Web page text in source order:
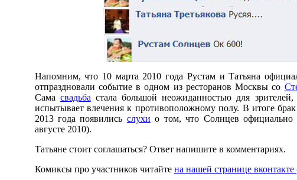
Напомним, что 10 марта 2010 года Рустам и Татьяна
отпраздновали событие в одном из ресторанов Москвы со
Сама свадьба стала большой неожиданностью для
испытывает влечения к противоположному полу. В итоге
2013 года появились слухи о том, что Солнцев официально
августе 2010).
Татьяне стоит соглашаться? Ответ напишите в комментариях.
Комиксы про участников читайте на нашей странице